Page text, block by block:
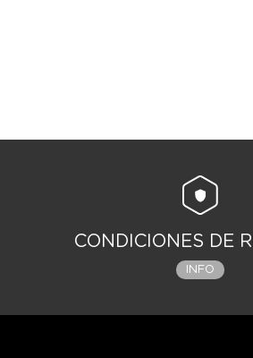
CONDICIONES DE
INFO